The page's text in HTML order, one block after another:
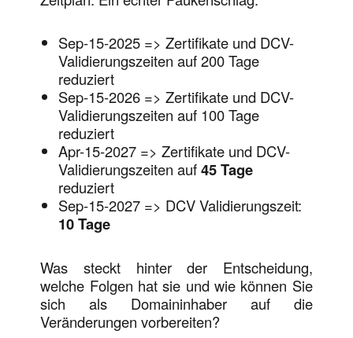
Sep-15-2025 => Zertifikate und DCV-
Validierungszeiten auf 200 Tage
reduziert
Sep-15-2026 => Zertifikate und DCV-
Validierungszeiten auf 100 Tage
reduziert
Apr-15-2027 => Zertifikate und DCV-
Validierungszeiten auf45 Tage
reduziert
Sep-15-2027 => DCV Validierungszeit:
10 Tage
Was steckt hinter der Entscheidung,
welche Folgen hat sie und wie können Sie
sich als Domaininhaber auf die
Veränderungen vorbereiten?